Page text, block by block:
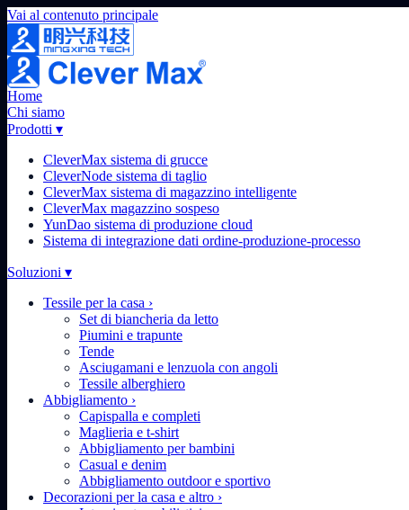
Vai al contenuto principale
Home
Chi siamo
Prodotti ▾
CleverMax sistema di grucce
CleverNode sistema di taglio
CleverMax sistema di magazzino intelligente
CleverMax magazzino sospeso
YunDao sistema di produzione cloud
Sistema di integrazione dati ordine-produzione-processo
Soluzioni ▾
Tessile per la casa ›
Set di biancheria da letto
Piumini e trapunte
Tende
Asciugamani e lenzuola con angoli
Tessile alberghiero
Abbigliamento ›
Capispalla e completi
Maglieria e t-shirt
Abbigliamento per bambini
Casual e denim
Abbigliamento outdoor e sportivo
Decorazioni per la casa e altro ›